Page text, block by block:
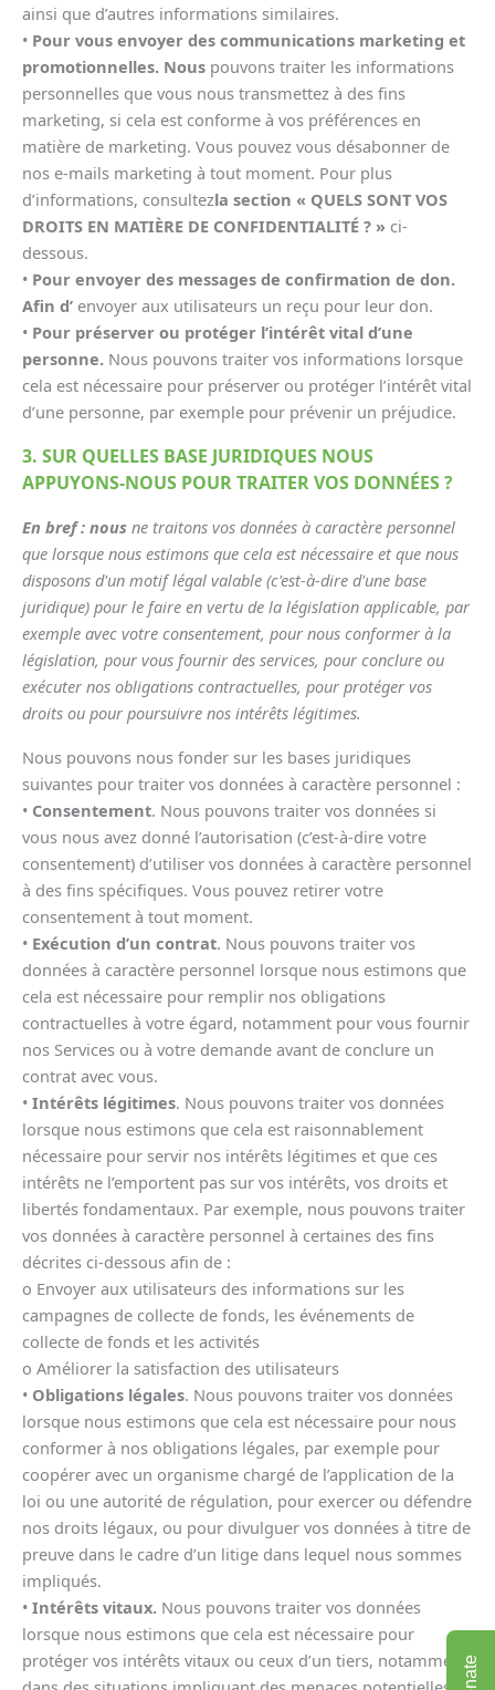
ainsi que d’autres informations similaires.
• Pour vous envoyer des communications marketing et
promotionnelles. Nous pouvons traiter les informations
personnelles que vous nous transmettez à des fins
marketing, si cela est conforme à vos préférences en
matière de marketing. Vous pouvez vous désabonner de
nos e-mails marketing à tout moment. Pour plus
d’informations, consultezla section « QUELS SONT VOS
DROITS EN MATIÈRE DE CONFIDENTIALITÉ ? » ci-
dessous.
• Pour envoyer des messages de confirmation de don.
Afin d’ envoyer aux utilisateurs un reçu pour leur don.
• Pour préserver ou protéger l’intérêt vital d’une
personne. Nous pouvons traiter vos informations lorsque
cela est nécessaire pour préserver ou protéger l’intérêt vital
d’une personne, par exemple pour prévenir un préjudice.
3. SUR QUELLES BASE JURIDIQUES NOUS
APPUYONS-NOUS POUR TRAITER VOS DONNÉES ?
En bref : nous ne traitons vos données à caractère personnel
que lorsque nous estimons que cela est nécessaire et que nous
disposons d'un motif légal valable (c'est-à-dire d'une base
juridique) pour le faire en vertu de la législation applicable, par
exemple avec votre consentement, pour nous conformer à la
législation, pour vous fournir des services, pour conclure ou
exécuter nos obligations contractuelles, pour protéger vos
droits ou pour poursuivre nos intérêts légitimes.
Nous pouvons nous fonder sur les bases juridiques
suivantes pour traiter vos données à caractère personnel :
• Consentement. Nous pouvons traiter vos données si
vous nous avez donné l’autorisation (c’est-à-dire votre
consentement) d’utiliser vos données à caractère personnel
à des fins spécifiques. Vous pouvez retirer votre
consentement à tout moment.
• Exécution d’un contrat. Nous pouvons traiter vos
données à caractère personnel lorsque nous estimons que
cela est nécessaire pour remplir nos obligations
contractuelles à votre égard, notamment pour vous fournir
nos Services ou à votre demande avant de conclure un
contrat avec vous.
• Intérêts légitimes. Nous pouvons traiter vos données
lorsque nous estimons que cela est raisonnablement
nécessaire pour servir nos intérêts légitimes et que ces
intérêts ne l’emportent pas sur vos intérêts, vos droits et
libertés fondamentaux. Par exemple, nous pouvons traiter
vos données à caractère personnel à certaines des fins
décrites ci-dessous afin de :
o Envoyer aux utilisateurs des informations sur les
campagnes de collecte de fonds, les événements de
collecte de fonds et les activités
o Améliorer la satisfaction des utilisateurs
• Obligations légales. Nous pouvons traiter vos données
lorsque nous estimons que cela est nécessaire pour nous
conformer à nos obligations légales, par exemple pour
coopérer avec un organisme chargé de l’application de la
loi ou une autorité de régulation, pour exercer ou défendre
nos droits légaux, ou pour divulguer vos données à titre de
preuve dans le cadre d’un litige dans lequel nous sommes
impliqués.
• Intérêts vitaux. Nous pouvons traiter vos données
lorsque nous estimons que cela est nécessaire pour
protéger vos intérêts vitaux ou ceux d’un tiers, notamment